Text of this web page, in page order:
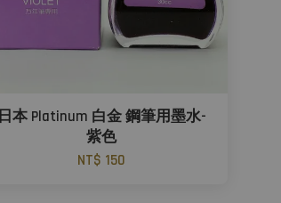
日本 Platinum 白金 鋼筆用墨水-
紫色
NT$ 150